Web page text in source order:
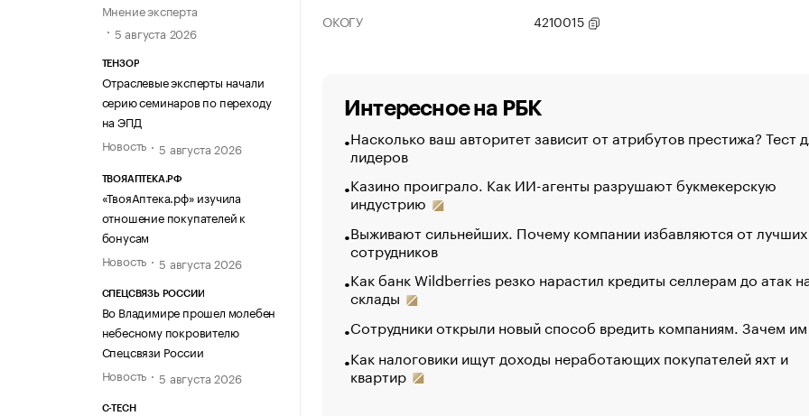
Мнение эксперта
5 августа 2026
ТЕНЗОР
Отраслевые эксперты начали
серию семинаров по переходу
на ЭПД
Новость
5 августа 2026
ТВОЯАПТЕКА.РФ
«ТвояАптека.рф» изучила
отношение покупателей к
бонусам
Новость
5 августа 2026
СПЕЦСВЯЗЬ РОССИИ
Во Владимире прошел молебен
небесному покровителю
Спецсвязи России
Новость
5 августа 2026
C-TECH
ОКОГУ
4210015
Интересное на РБК
Насколько ваш авторитет зависит от атрибутов престижа? Тест
лидеров
Казино проиграло. Как ИИ-агенты разрушают букмекерскую
индустрию
Выживают сильнейших. Почему компании избавляются от лучших
сотрудников
Как банк Wildberries резко нарастил кредиты селлерам до атак
склады
Сотрудники открыли новый способ вредить компаниям. Зачем
Как налоговики ищут доходы неработающих покупателей яхт и
квартир